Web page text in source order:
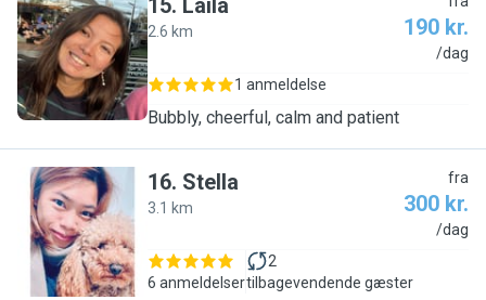
L
15. Laila
2.6 km 190 kr.
/dag
1 anmeldelse
Bubbly, cheerful, calm and patient
S
16. Stella
3.1 km
fra
300 kr.
/dag
6 anmeldelser
2
tilbagevendende gæster